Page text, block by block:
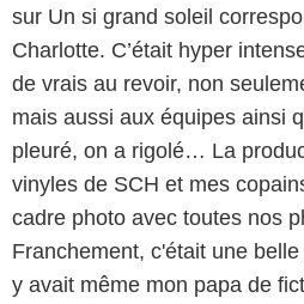
sur Un si grand soleil
Charlotte. C’était hyper
de vrais au revoir, non
mais aussi aux équipes ainsi
pleuré, on a rigolé… La
vinyles de SCH et mes
cadre photo avec toutes nos
Franchement, c'était une
y avait même mon papa de